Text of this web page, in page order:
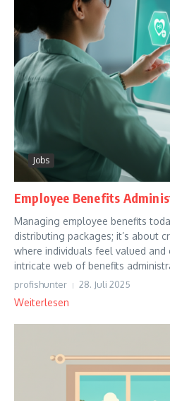
Jobs
Employee Benefits
Managing employee benefits
distributing packages; it’s about
where individuals feel valued and
intricate web of benefits
profishunter 28. Juli 2025
Weiterlesen